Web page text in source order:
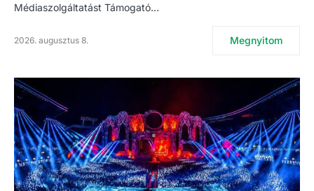
Médiaszolgáltatást Támogató…
2026. augusztus 8. Megnyitom